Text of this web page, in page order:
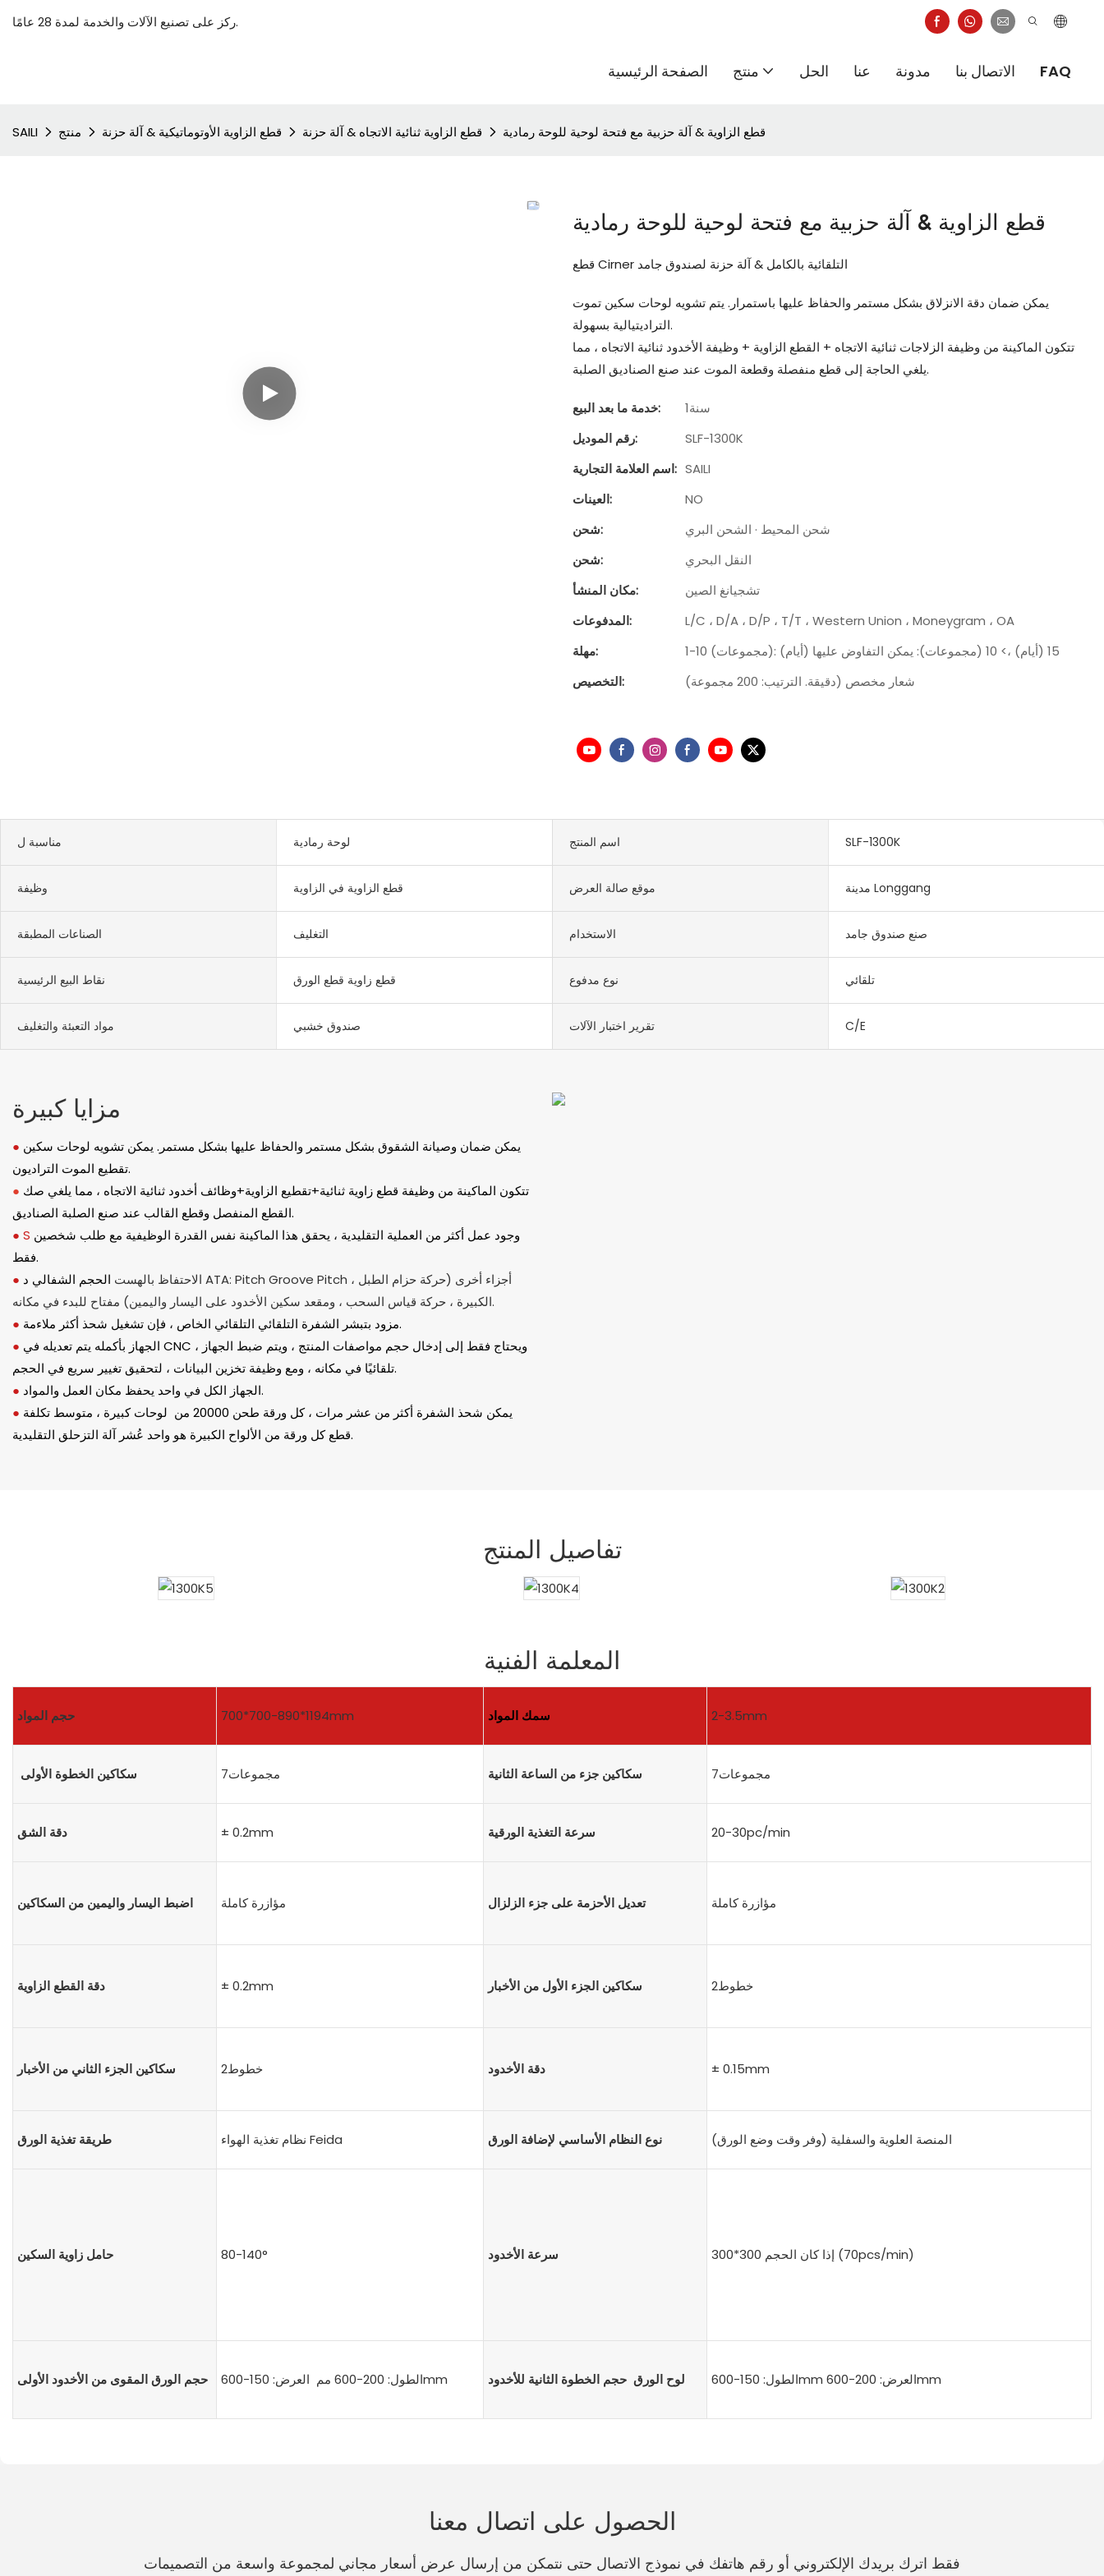
ركز على تصنيع الآلات والخدمة لمدة 28 عامًا.
الصفحة الرئيسية منتج الحل عنا مدونة الاتصال بنا FAQ
SAILI منتج قطع الزاوية الأوتوماتيكية & آلة حزنة قطع الزاوية ثنائية الاتجاه & آلة حزنة قطع الزاوية & آلة حزبية مع فتحة لوحية للوحة رمادية
قطع الزاوية & آلة حزبية مع فتحة لوحية للوحة رمادية
قطع Cirner التلقائية بالكامل & آلة حزنة لصندوق جامد
يمكن ضمان دقة الانزلاق بشكل مستمر والحفاظ عليها باستمرار. يتم تشويه لوحات سكين تموت
التراديتيالية بسهولة.
تتكون الماكينة من وظيفة الزلاجات ثنائية الاتجاه + القطع الزاوية + وظيفة الأخدود ثنائية الاتجاه ، مما
يلغي الحاجة إلى قطع منفصلة وقطعة الموت عند صنع الصناديق الصلبة.
خدمة ما بعد البيع:
سنة1
رقم الموديل:
SLF-1300K
اسم العلامة التجارية: SAILI
العينات:
NO
شحن:
شحن المحيط · الشحن البري
شحن:
النقل البحري
مكان المنشأ:
تشجيانغ الصين
المدفوعات:
L/C ، D/A ، D/P ، T/T ، Western Union ، Moneygram ، OA
مهلة:
1-10 (مجموعات): 15 (أيام) ،> 10 (مجموعات): يمكن التفاوض عليها (أيام)
التخصيص:
شعار مخصص (دقيقة. الترتيب: 200 مجموعة)
مناسبة ل لوحة رمادية اسم المنتج SLF-1300K
وظيفة قطع الزاوية في الزاوية موقع صالة العرض مدينة Longgang
الصناعات المطبقة التغليف الاستخدام صنع صندوق جامد
نقاط البيع الرئيسية قطع زاوية قطع الورق نوع مدفوع تلقائي
مواد التعبئة والتغليف صندوق خشبي تقرير اختبار الآلات C/E
مزايا كبيرة
● يمكن ضمان وصيانة الشقوق بشكل مستمر والحفاظ عليها بشكل مستمر. يمكن تشويه لوحات سكين
تقطيع الموت التراديون.
● تتكون الماكينة من وظيفة قطع زاوية ثنائية+تقطيع الزاوية+وظائف أخدود ثنائية الاتجاه ، مما يلغي صك
القطع المنفصل وقطع القالب عند صنع الصلبةالصناديق.
● S وجود عمل أكثر من العملية التقليدية ، يحقق هذا الماكينة نفس القدرة الوظيفية مع طلب شخصين
فقط.
●
الاحتفاظ بالهست ATA: Pitch Groove Pitch ، أجزاء أخرى (حركة حزام الطبل
الكبيرة ، حركة قياس السحب ، ومقعد سكين الأخدود على اليسار واليمين) مفتاح للبدء في مكانه.
●
مزود بتبشر الشفرة التلقائي التلقائي الخاص ، فإن تشغيل شحذ أكثر ملاءمة.
● الجهاز بأكمله يتم تعديله في CNC ، ويحتاج فقط إلى إدخال حجم مواصفات المنتج ، ويتم ضبط الجهاز
تلقائيًا في مكانه ، ومع وظيفة تخزين البيانات ، لتحقيق تغيير سريع في الحجم.
●
الجهاز الكل في واحد يحفظ مكان العمل والمواد.
● يمكن شحذ الشفرة أكثر من عشر مرات ، كل ورقة طحن 20000 من لوحات كبيرة ، متوسط ​​تكلفة
قطع كل ورقة من الألواح الكبيرة هو واحد عُشر آلة التزحلق التقليدية.
تفاصيل المنتج
المعلمة الفنية
حجم المواد 700*700-890*1194mm سمك المواد 2-3.5mm
سكاكين الخطوة الأولى مجموعات7 سكاكين جزء من الساعة الثانية مجموعات7
دقة الشق ± 0.2mm سرعة التغذية الورقية 20-30pc/min
اضبط اليسار واليمين من السكاكين مؤازرة كاملة تعديل الأحزمة على جزء الزلزال مؤازرة كاملة
دقة القطع الزاوية ± 0.2mm سكاكين الجزء الأول من الأخبار خطوط2
سكاكين الجزء الثاني من الأخبار خطوط2 دقة الأخدود ± 0.15mm
طريقة تغذية الورق نظام تغذية الهواء Feida نوع النظام الأساسي لإضافة الورق المنصة العلوية والسفلية (وفر وقت وضع الورق)
حامل زاوية السكين 80-140° سرعة الأخدود إذا كان الحجم 300*300 (70pcs/min)
حجم الورق المقوى من الأخدود الأولى الطول: 200-600 مم العرض: 150-600mm لوح الورق حجم الخطوة الثانية للأخدود الطول: 150-600mm العرض: 200-600mm
الحصول على اتصال معنا
فقط اترك بريدك الإلكتروني أو رقم هاتفك في نموذج الاتصال حتى نتمكن من إرسال عرض أسعار مجاني لمجموعة واسعة من التصميمات